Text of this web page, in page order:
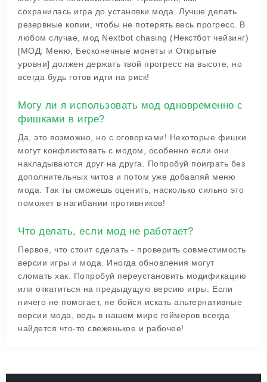
сохранилась игра до установки мода. Лучше делать
резервные копии, чтобы не потерять весь прогресс. В
любом случае, мод Nextbot chasing (Некстбот чейзинг)
[МОД: Меню, Бесконечные монеты и Открытые
уровни] должен держать твой прогресс на высоте, но
всегда будь готов идти на риск!
Могу ли я использовать мод одновременно с
фишками в игре?
Да, это возможно, но с оговорками! Некоторые фишки
могут конфликтовать с модом, особенно если они
накладываются друг на друга. Попробуй поиграть без
дополнительных читов и потом уже добавляй меню
мода. Так ты сможешь оценить, насколько сильно это
поможет в нагибании противников!
Что делать, если мод не работает?
Первое, что стоит сделать - проверить совместимость
версии игры и мода. Иногда обновления могут
сломать хак. Попробуй переустановить модификацию
или откатиться на предыдущую версию игры. Если
ничего не помогает, не бойся искать альтернативные
версии мода, ведь в нашем мире геймеров всегда
найдется что-то свеженькое и рабочее!